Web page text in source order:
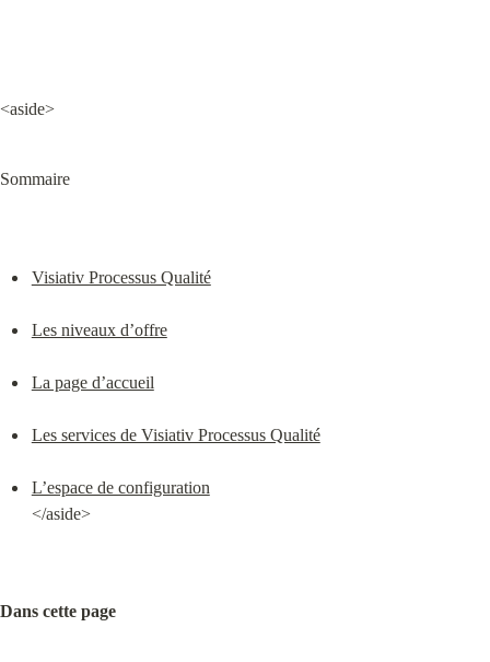
<aside>
Sommaire
Visiativ Processus Qualité
Les niveaux d’offre
La page d’accueil
Les services de Visiativ Processus Qualité
L’espace de configuration
</aside>
Dans cette page